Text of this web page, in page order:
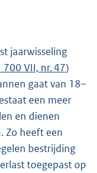
jaarwisseling
700 VII, nr. 47)
gaat van 18–
een meer
en dienen
Zo heeft een
bestrijding
toegepast op